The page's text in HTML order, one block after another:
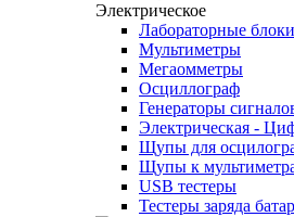
Электрическое
Лабораторные
Мультиметры
Мегаомметры
Осциллограф
Генераторы
Электрическая -
Щупы для
Щупы к
USB тестеры
Тестеры заряда